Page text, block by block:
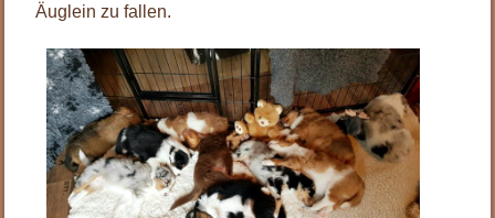
Äuglein zu fallen.